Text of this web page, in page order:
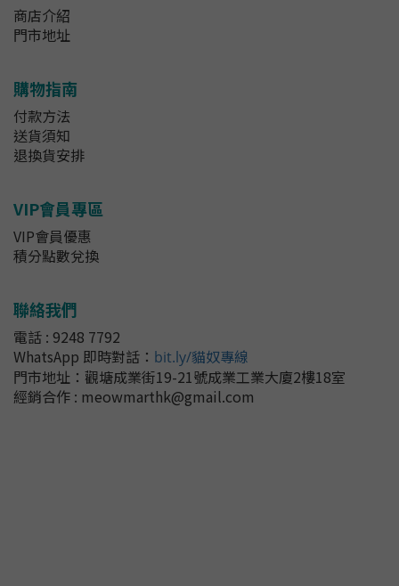
商店介紹
門市地址
購物指南
付款方法
送貨須知
退換貨安排
VIP會員專區
VIP會員優惠
積分點數兌換
聯絡我們
電話 : 9248 7792
WhatsApp 即時對話 ： bit.ly/貓奴專線
門市地址： 觀塘成業街19-21號成業工業大廈2樓18室
經銷合作 : meowmarthk@gmail.com